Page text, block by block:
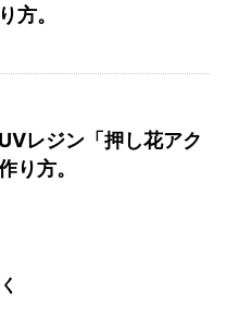
方。
レジン「押し花アク
り方。